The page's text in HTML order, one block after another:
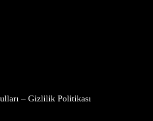
– Gizlilik Politikası